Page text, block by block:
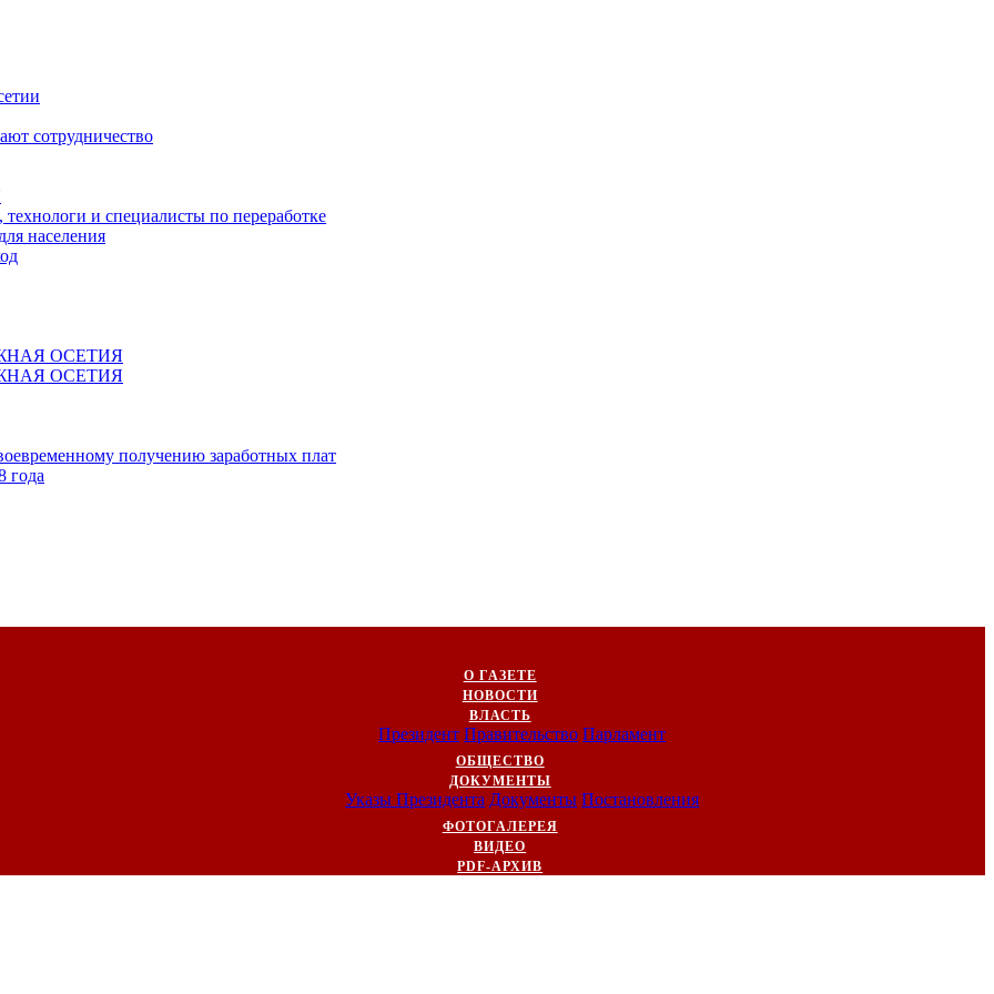
сотрудничество
и специалисты по переработке
населения
ОСЕТИЯ
ОСЕТИЯ
получению заработных плат
года
О ГАЗЕТЕ
НОВОСТИ
ВЛАСТЬ
Президент Правительство Парламент
ОБЩЕСТВО
ДОКУМЕНТЫ
Указы Президента Документы Постановления
ФОТОГАЛЕРЕЯ
ВИДЕО
PDF-АРХИВ